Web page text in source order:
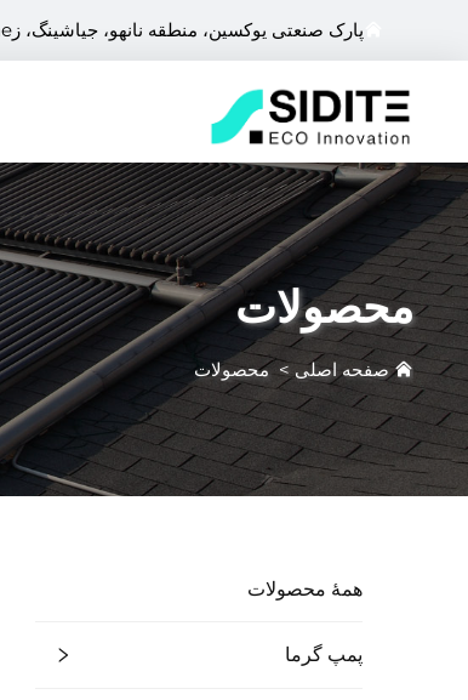
پارک صنعتی یوکسین، منطقه نانهو، جیاشینگ، زheجیانگ، چین
محصولات
صفحه اصلی >محصولات
همهٔ محصولات
پمپ گرما